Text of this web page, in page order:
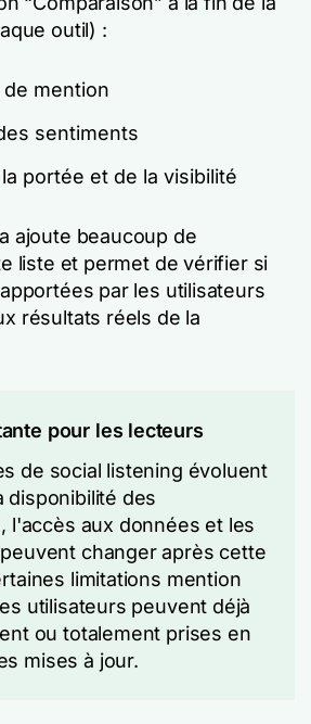
outil) :
mention
sentiments
portée et de la visibilité
ajoute beaucoup de
liste et permet de vérifier si
par les utilisateurs
résultats réels de la
pour les lecteurs
de social listening évoluent
disponibilité des
l'accès aux données et les
changer après cette
limitations mention
utilisateurs peuvent déjà
ou totalement prises en
mises à jour.